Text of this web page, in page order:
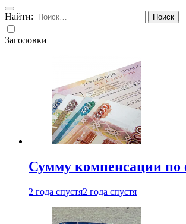
Найти:
Заголовки
Сумму компенсации по
2 года спустя2 года спустя